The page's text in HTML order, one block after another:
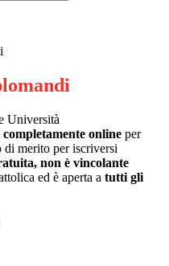
Università
online per
di merito per iscriversi
non è vincolante
ed è aperta a tutti gli